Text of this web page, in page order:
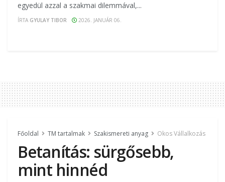
egyedül azzal a szakmai dilemmával,...
ÍRTA GYULAY TIBOR 2026. JANUÁR 06.
Főoldal TM tartalmak Szakismereti anyag Okos Vállalkozás
Betanítás: sürgősebb,
mint hinnéd